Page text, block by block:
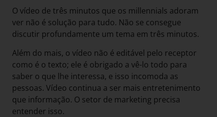
O vídeo de três minutos que os millennials adoram
ver não é solução para tudo. Não se consegue
discutir profundamente um tema em três minutos.
Além do mais, o vídeo não é editável pelo receptor
como é o texto; ele é obrigado a vê-lo todo para
saber o que lhe interessa, e isso incomoda as
pessoas. Vídeo continua a ser mais entretenimento
que informação. O setor de marketing precisa
entender isso.